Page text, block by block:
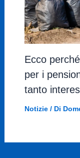
Ecco
per i
tanto
Notizie/ Di